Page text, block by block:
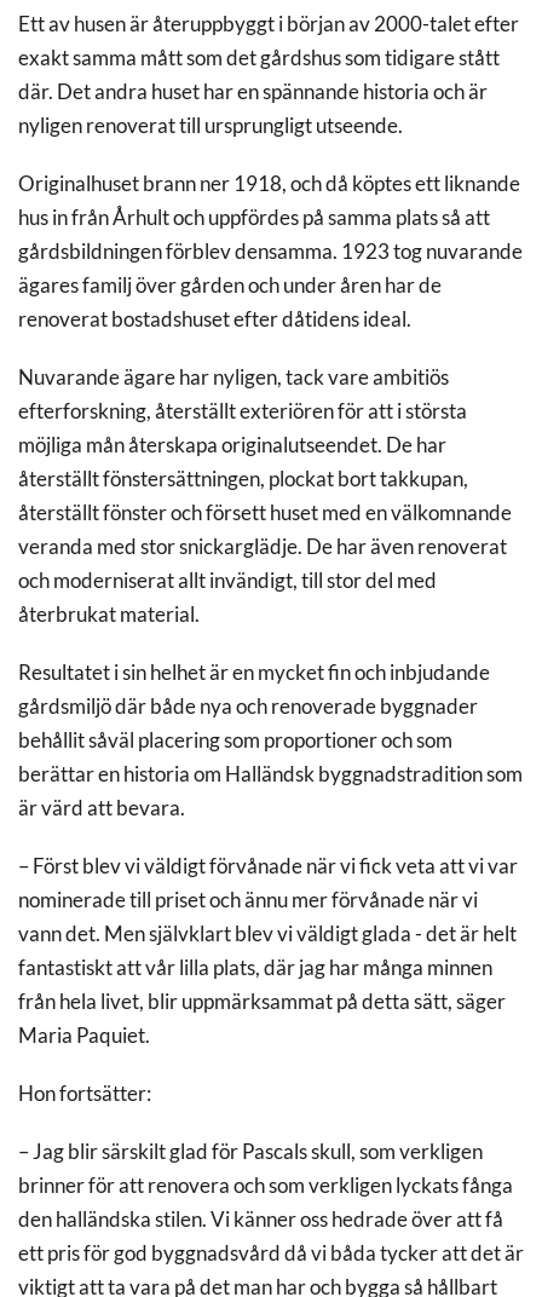
Ett av husen är återuppbyggt i början av 2000-talet efter
exakt samma mått som det gårdshus som tidigare stått
där. Det andra huset har en spännande historia och är
nyligen renoverat till ursprungligt utseende.
Originalhuset brann ner 1918, och då köptes ett liknande
hus in från Århult och uppfördes på samma plats så att
gårdsbildningen förblev densamma. 1923 tog nuvarande
ägares familj över gården och under åren har de
renoverat bostadshuset efter dåtidens ideal.
Nuvarande ägare har nyligen, tack vare ambitiös
efterforskning, återställt exteriören för att i största
möjliga mån återskapa originalutseendet. De har
återställt fönstersättningen, plockat bort takkupan,
återställt fönster och försett huset med en välkomnande
veranda med stor snickarglädje. De har även renoverat
och moderniserat allt invändigt, till stor del med
återbrukat material.
Resultatet i sin helhet är en mycket fin och inbjudande
gårdsmiljö där både nya och renoverade byggnader
behållit såväl placering som proportioner och som
berättar en historia om Halländsk byggnadstradition som
är värd att bevara.
– Först blev vi väldigt förvånade när vi fick veta att vi var
nominerade till priset och ännu mer förvånade när vi
vann det. Men självklart blev vi väldigt glada - det är helt
fantastiskt att vår lilla plats, där jag har många minnen
från hela livet, blir uppmärksammat på detta sätt, säger
Maria Paquiet.
Hon fortsätter:
– Jag blir särskilt glad för Pascals skull, som verkligen
brinner för att renovera och som verkligen lyckats fånga
den halländska stilen. Vi känner oss hedrade över att få
ett pris för god byggnadsvård då vi båda tycker att det är
viktigt att ta vara på det man har och bygga så hållbart